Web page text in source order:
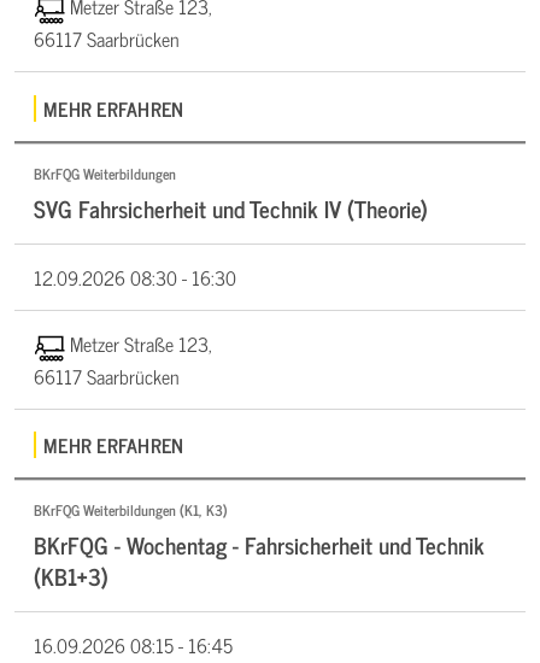
Metzer Straße 123,
66117 Saarbrücken
MEHR ERFAHREN
BKrFQG Weiterbildungen
SVG Fahrsicherheit und Technik IV (Theorie)
12.09.202608:30 - 16:30
Metzer Straße 123,
66117 Saarbrücken
MEHR ERFAHREN
BKrFQG Weiterbildungen (K1, K3)
BKrFQG - Wochentag - Fahrsicherheit und Technik
(KB1+3)
16.09.202608:15 - 16:45